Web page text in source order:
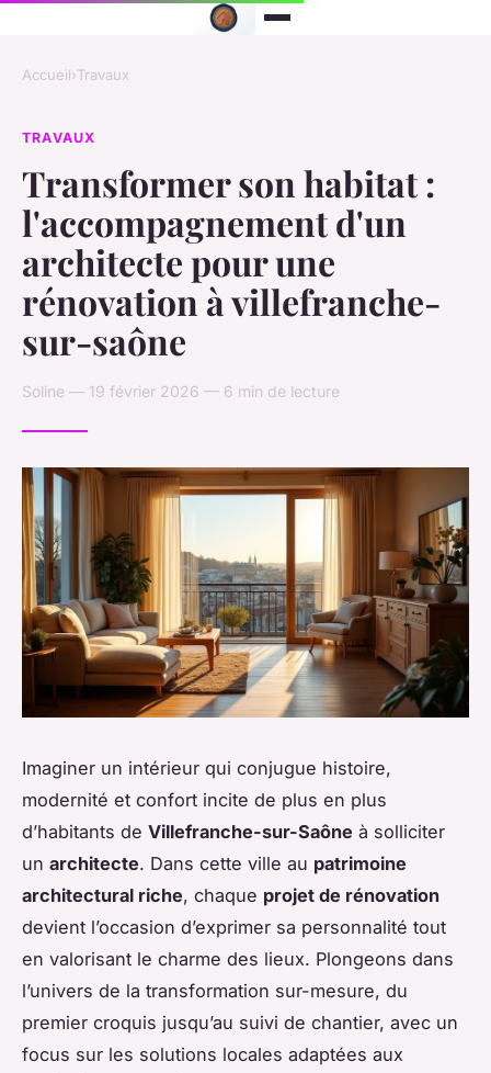
Accueil›Travaux
TRAVAUX
Transformer son habitat :
l'accompagnement d'un
architecte pour une
rénovation à villefranche-
sur-saône
Soline — 19 février 2026 — 6 min de lecture
Imaginer un intérieur qui conjugue histoire,
modernité et confort incite de plus en plus
d’habitants de Villefranche-sur-Saône à solliciter
un architecte. Dans cette ville au patrimoine
architectural riche, chaque projet de rénovation
devient l’occasion d’exprimer sa personnalité tout
en valorisant le charme des lieux. Plongeons dans
l’univers de la transformation sur-mesure, du
premier croquis jusqu’au suivi de chantier, avec un
focus sur les solutions locales adaptées aux